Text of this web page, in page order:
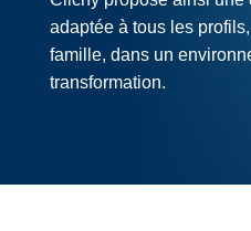
adaptée à tous les
famille, dans un
transformation.